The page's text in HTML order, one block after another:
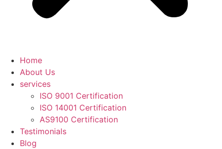
Home
About Us
services
ISO 9001 Certification
ISO 14001 Certification
AS9100 Certification
Testimonials
Blog